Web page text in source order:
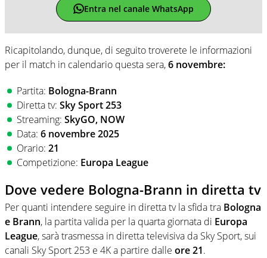
Entra nel canale WhatsApp
Ricapitolando, dunque, di seguito troverete le informazioni
per il match in calendario questa sera,6 novembre:
Partita: Bologna-Brann
Diretta tv: Sky Sport 253
Streaming: SkyGO, NOW
Data: 6 novembre 2025
Orario: 21
Competizione: Europa League
Dove vedere Bologna-Brann in diretta tv
Per quanti intendere seguire in diretta tv la sfida tra Bologna
e Brann, la partita valida per la quarta giornata di Europa
League, sarà trasmessa in diretta televisiva da Sky Sport, sui
canali Sky Sport 253 e 4K a partire dalle ore 21.